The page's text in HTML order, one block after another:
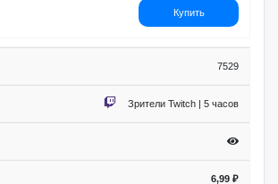
Купить
7529
Зрители Twitch | 5 часов
6,99 ₽